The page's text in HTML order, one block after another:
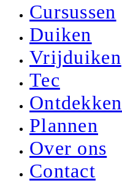
Cursussen
Duiken
Vrijduiken
Tec
Ontdekken
Plannen
Over ons
Contact